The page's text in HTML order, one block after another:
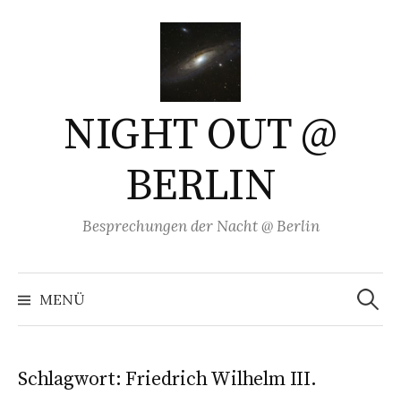
NIGHT OUT @
BERLIN
Besprechungen der Nacht @ Berlin
MENÜ
Suchen
nach:
Schlagwort: Friedrich Wilhelm III.